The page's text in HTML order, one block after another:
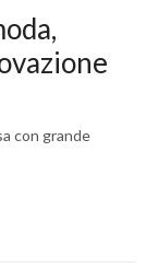
con grande